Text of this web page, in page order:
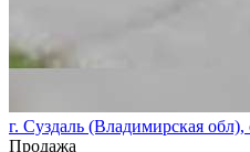
г. Суздаль (Владимирская
Продажа